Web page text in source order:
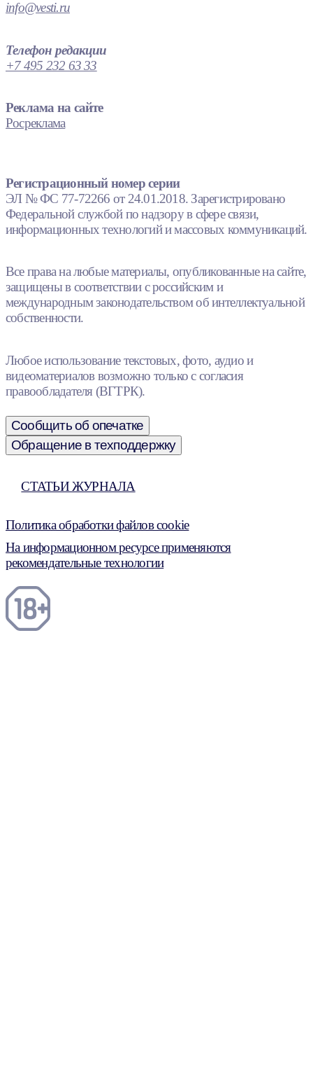
info@vesti.ru
Телефон редакции
+7 495 232 63 33
Реклама на сайте
Росреклама
Регистрационный номер серии
ЭЛ № ФС 77-72266 от 24.01.2018. Зарегистрировано
Федеральной службой по надзору в сфере связи,
информационных технологий и массовых коммуникаций.
Все права на любые материалы, опубликованные на сайте,
защищены в соответствии с российским и
международным законодательством об интеллектуальной
собственности.
Любое использование текстовых, фото, аудио и
видеоматериалов возможно только с согласия
правообладателя (ВГТРК).
Сообщить об опечатке
Обращение в техподдержку
СТАТЬИ ЖУРНАЛА
Политика обработки файлов cookie
На информационном ресурсе применяются
рекомендательные технологии